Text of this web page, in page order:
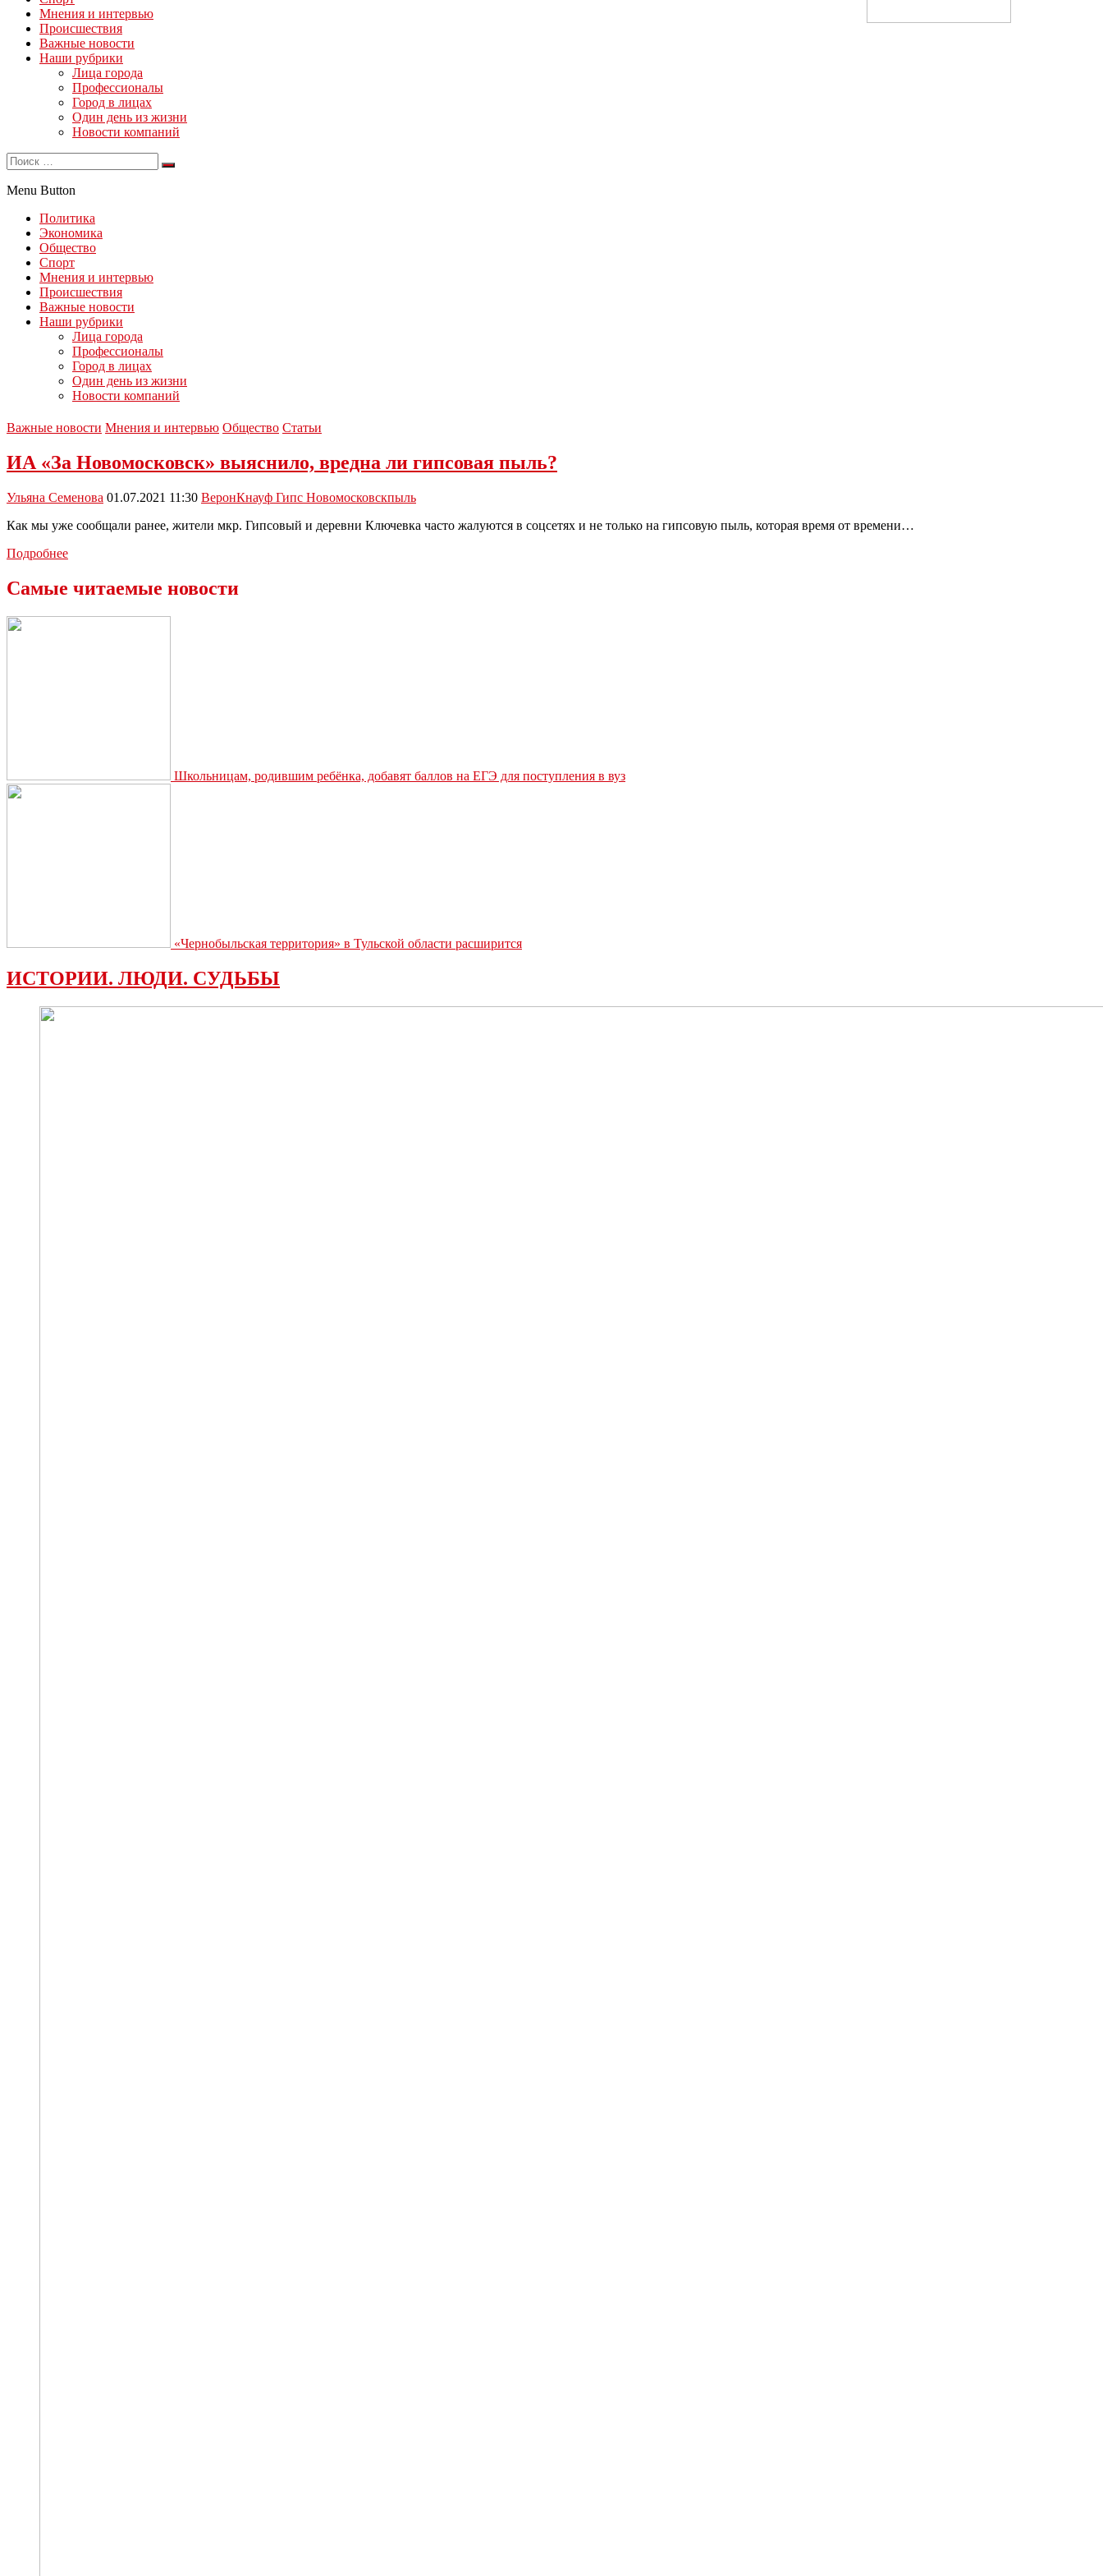
Мнения и интервью
Происшествия
Важные новости
Наши рубрики
Лица города
Профессионалы
Город в лицах
Один день из жизни
Новости компаний
Menu Button
Политика
Экономика
Общество
Спорт
Мнения и интервью
Происшествия
Важные новости
Наши рубрики
Лица города
Профессионалы
Город в лицах
Один день из жизни
Новости компаний
Важные новости Мнения и интервью Общество Статьи
ИА «За Новомосковск» выяснило, вредна ли гипсовая пыль?
Ульяна Семенова 01.07.2021 11:30 ВеронКнауф Гипс Новомосковскпыль
Как мы уже сообщали ранее, жители мкр. Гипсовый и деревни Ключевка часто жалуются в соцсетях и не только на гипсовую пыль, которая время от времени…
ПодробнееИА
выяснило,
Самые читаемые новости
Школьницам, родившим ребёнка, добавят баллов на ЕГЭ для поступления в вуз
«Чернобыльская территория» в Тульской области расширится
ИСТОРИИ. ЛЮДИ. СУДЬБЫ